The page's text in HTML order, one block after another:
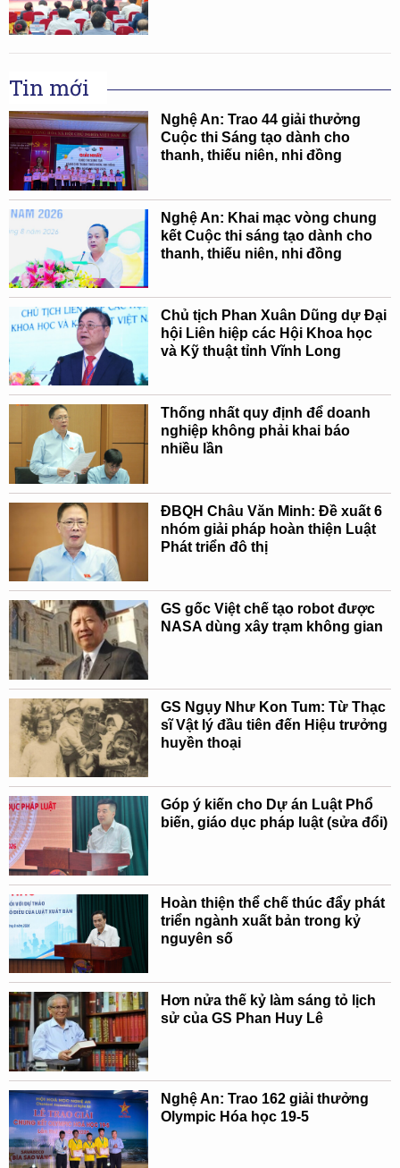
Tin mới
Nghệ An: Trao 44 giải thưởng
Cuộc thi Sáng tạo dành cho
thanh, thiếu niên, nhi đồng
Nghệ An: Khai mạc vòng chung
kết Cuộc thi sáng tạo dành cho
thanh, thiếu niên, nhi đồng
Chủ tịch Phan Xuân Dũng dự Đại
hội Liên hiệp các Hội Khoa học
và Kỹ thuật tỉnh Vĩnh Long
Thống nhất quy định để doanh
nghiệp không phải khai báo
nhiều lần
ĐBQH Châu Văn Minh: Đề xuất 6
nhóm giải pháp hoàn thiện Luật
Phát triển đô thị
GS gốc Việt chế tạo robot được
NASA dùng xây trạm không gian
GS Ngụy Như Kon Tum: Từ Thạc
sĩ Vật lý đầu tiên đến Hiệu trưởng
huyền thoại
Góp ý kiến cho Dự án Luật Phổ
biến, giáo dục pháp luật (sửa đổi)
Hoàn thiện thể chế thúc đẩy phát
triển ngành xuất bản trong kỷ
nguyên số
Hơn nửa thế kỷ làm sáng tỏ lịch
sử của GS Phan Huy Lê
Nghệ An: Trao 162 giải thưởng
Olympic Hóa học 19-5